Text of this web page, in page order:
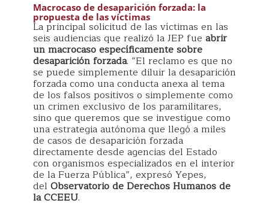
Macrocaso de desaparición forzada: la
propuesta de las víctimas
La principal solicitud de las víctimas en las
seis audiencias que realizó la JEP fue abrir
un macrocaso específicamente sobre
desaparición forzada. “El reclamo es que no
se puede simplemente diluir la desaparición
forzada como una conducta anexa al tema
de los falsos positivos o simplemente como
un crimen exclusivo de los paramilitares,
sino que queremos que se investigue como
una estrategia autónoma que llegó a miles
de casos de desaparición forzada
directamente desde agencias del Estado
con organismos especializados en el interior
de la Fuerza Pública”, expresó Yepes,
del Observatorio de Derechos Humanos de
la CCEEU.